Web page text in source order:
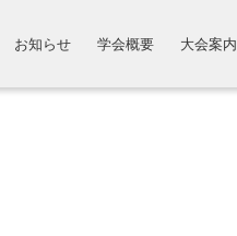
お知らせ 学会概要 大会案内